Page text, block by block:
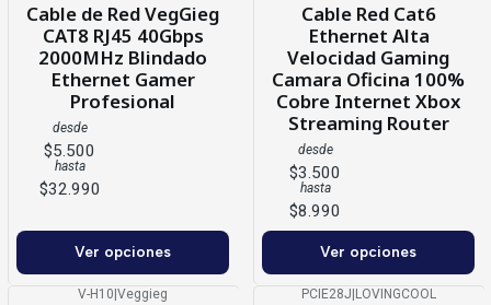
Cable de Red VegGieg
CAT8 RJ45 40Gbps
2000MHz Blindado
Ethernet Gamer
Profesional
desde
$5.500
hasta
$32.990
Ver opciones
Cable Red Cat6
Ethernet Alta
Velocidad Gaming
Camara Oficina 100%
Cobre Internet Xbox
Streaming Router
desde
$3.500
hasta
$8.990
Ver opciones
V-H10 Veggieg PCIE28J LOVINGCOOL